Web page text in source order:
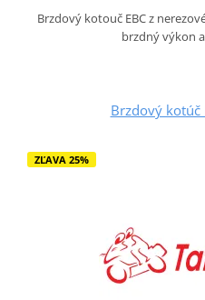
Brzdový kotouč EBC z
brzdný výkon
Brzdový kotúč
ZĽAVA 25%